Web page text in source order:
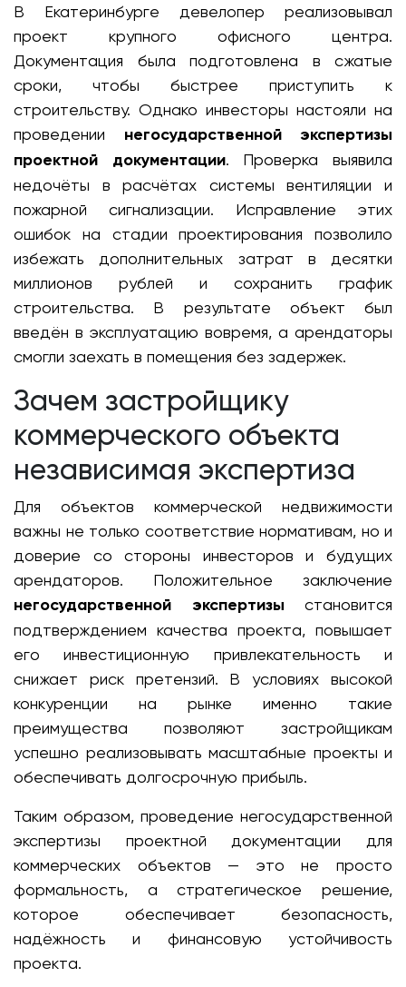
В Екатеринбурге девелопер реализовывал
проект крупного офисного центра.
Документация была подготовлена в сжатые
сроки, чтобы быстрее приступить к
строительству. Однако инвесторы настояли на
проведении негосударственной экспертизы
проектной документации. Проверка выявила
недочёты в расчётах системы вентиляции и
пожарной сигнализации. Исправление этих
ошибок на стадии проектирования позволило
избежать дополнительных затрат в десятки
миллионов рублей и сохранить график
строительства. В результате объект был
введён в эксплуатацию вовремя, а арендаторы
смогли заехать в помещения без задержек.
Зачем застройщику
коммерческого объекта
независимая экспертиза
Для объектов коммерческой недвижимости
важны не только соответствие нормативам, но и
доверие со стороны инвесторов и будущих
арендаторов. Положительное заключение
негосударственной экспертизы становится
подтверждением качества проекта, повышает
его инвестиционную привлекательность и
снижает риск претензий. В условиях высокой
конкуренции на рынке именно такие
преимущества позволяют застройщикам
успешно реализовывать масштабные проекты и
обеспечивать долгосрочную прибыль.
Таким образом, проведение негосударственной
экспертизы проектной документации для
коммерческих объектов — это не просто
формальность, а стратегическое решение,
которое обеспечивает безопасность,
надёжность и финансовую устойчивость
проекта.